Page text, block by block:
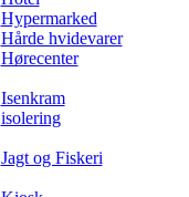
Hypermarked
Hårde hvidevarer
Hørecenter
Isenkram
isolering
Jagt og Fiskeri